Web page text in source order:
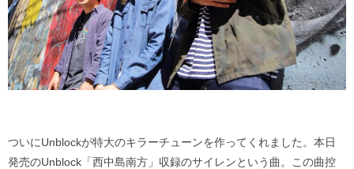
ついにUnblockが特大のキラーチューンを作ってくれました。本日
発売のUnblock「西中島南方」収録のサイレンという曲。この曲控
プライバシーポリシー